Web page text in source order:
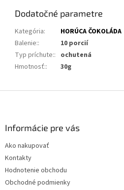
Dodatočné parametre
Kategória:
HORÚCA ČOKOLÁDA
Balenie::
10 porcií
Typ príchute:: ochutená
Hmotnosť:: 30g
Informácie pre vás
Ako nakupovať
Kontakty
Hodnotenie obchodu
Obchodné podmienky